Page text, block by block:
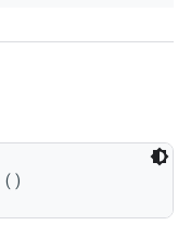
()